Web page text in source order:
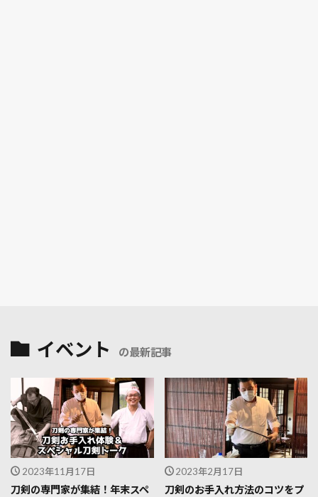
イベント の最新記事
2023年11月17日
刀剣の専門家が集結！年末スペ
2023年2月17日
刀剣のお手入れ方法のコツをプ